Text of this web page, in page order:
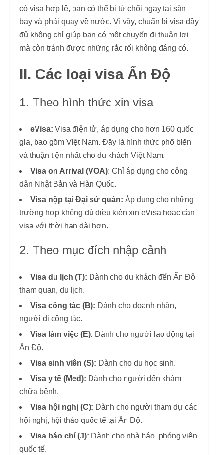
có visa hợp lệ, bạn có thể bị từ chối ngay tại sân
bay và phải quay về nước. Vì vậy, chuẩn bị visa đầy
đủ không chỉ giúp bạn có một chuyến đi thuận lợi
mà còn tránh được những rắc rối không đáng có.
II. Các loại visa Ấn Độ
1. Theo hình thức xin visa
eVisa: Visa điện tử, áp dụng cho hơn 160 quốc
gia, bao gồm Việt Nam. Đây là hình thức phổ biến
và thuận tiện nhất cho du khách Việt Nam.
Visa on Arrival (VOA): Chỉ áp dụng cho công
dân Nhật Bản và Hàn Quốc.
Visa nộp tại Đại sứ quán: Áp dụng cho những
trường hợp không đủ điều kiện xin eVisa hoặc cần
visa với thời hạn dài hơn.
2. Theo mục đích nhập cảnh
Visa du lịch (T): Dành cho du khách đến Ấn Độ
tham quan, du lịch.
Visa công tác (B): Dành cho doanh nhân,
người đi công tác.
Visa làm việc (E): Dành cho người lao động tại
Ấn Độ.
Visa sinh viên (S): Dành cho du học sinh.
Visa y tế (Med): Dành cho người đến khám,
chữa bệnh.
Visa hội nghị (C): Dành cho người tham dự các
hội nghị, hội thảo quốc tế tại Ấn Độ.
Visa báo chí (J): Dành cho nhà báo, phóng viên
quốc tế.